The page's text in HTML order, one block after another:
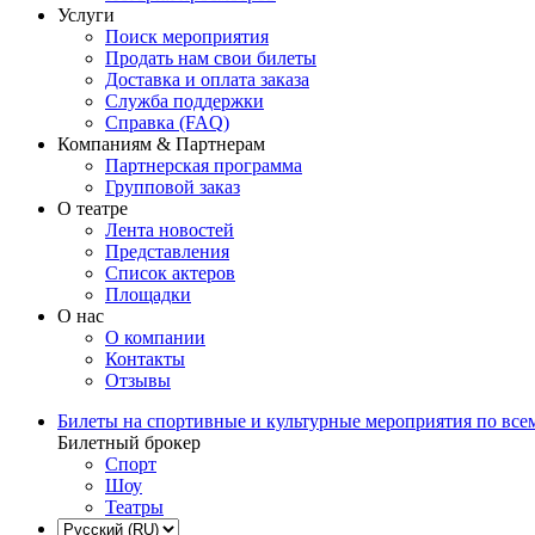
Услуги
Поиск мероприятия
Продать нам свои билеты
Доставка и оплата заказа
Служба поддержки
Справка (FAQ)
Компаниям & Партнерам
Партнерская программа
Групповой заказ
О театре
Лента новостей
Представления
Список актеров
Площадки
О нас
О компании
Контакты
Отзывы
Билеты на спортивные и культурные мероприятия по
Билетный брокер
Спорт
Шоу
Театры